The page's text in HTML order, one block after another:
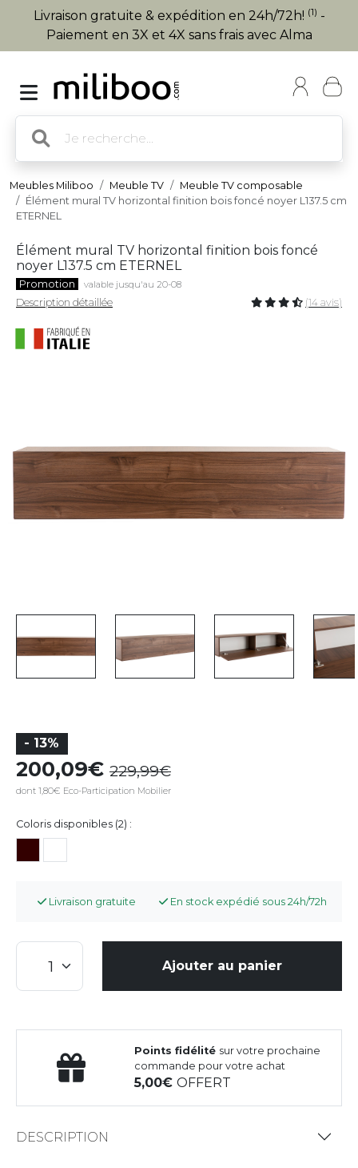
Livraison gratuite & expédition en 24h/72h! (1) -
Paiement en 3X et 4X sans frais avec Alma
Meubles Miliboo Meuble TV
Meuble TV composable
Élément mural TV horizontal finition bois foncé noyer L137.5 cm
ETERNEL
Élément mural TV horizontal finition bois foncé
noyer L137.5 cm ETERNEL
Promotion valable jusqu'au 20-08
Description détaillée (14 avis)
- 13%
200,09 229,99
dont 1,80€ Eco-Participation Mobilier
Coloris disponibles (2) :
Livraison gratuite En stock expédié sous 24h/72h
Ajouter au panier
Points fidélité sur votre prochaine
commande pour votre achat
5,00OFFERT
DESCRIPTION